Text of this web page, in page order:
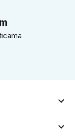

